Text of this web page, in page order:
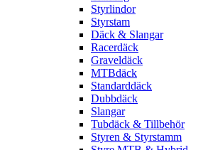
Styrlindor
Styrstam
Däck & Slangar
Racerdäck
Graveldäck
MTBdäck
Standarddäck
Dubbdäck
Slangar
Tubdäck & Tillbehör
Styren & Styrstamm